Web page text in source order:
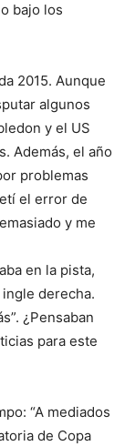
bajo los
2015. Aunque
algunos
y el US
Además, el año
problemas
el error de
y me
en la pista,
derecha.
¿Pensaban
para este
“A mediados
de Copa